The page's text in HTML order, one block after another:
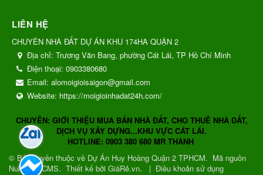
LIÊN HỆ
CHUYÊN NHÀ ĐẤT DỰ ÁN KHU 174HA QUẬN 2
Địa chỉ: Trương Văn Bang, phường Cát Lái, TP Hồ Chí Minh
Điện thoại: 0903380680
Email: alomoigioisaigon@gmail.com
Website: https://moigioinhadat24h.com/
CHUYÊN: GIỚI THIỆU MUA BÁN NHÀ ĐẤT, CHO THUÊ NHÀ ĐẤT,
DỊCH VỤ XÂY DỰNG...KHU VỰC CÁT LÁI.
HOTLINE: 0903 380 680 MR THÀNH
© Bản quyền thuộc về Dự Án Huy Hoàng Quận 2 TPHCM. Mã nguồn
NukeViet CMS. Thiết kế bởi GiáRẻ.vn. | Điều khoản sử dụng